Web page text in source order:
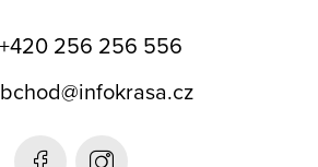
+420 256 256 556
@infokrasa.cz